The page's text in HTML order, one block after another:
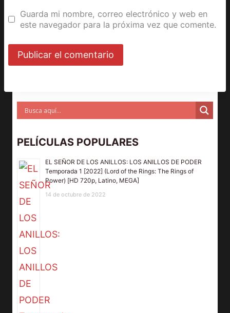
Guarda mi nombre, correo electrónico y web en
este navegador para la próxima vez que comente.
PELÍCULAS POPULARES
EL SEÑOR DE LOS ANILLOS: LOS ANILLOS DE PODER
Temporada 1 [2022] (Lord of the Rings: The Rings of
Power) [HD 720p, Latino, MEGA]
14 de octubre de 2022